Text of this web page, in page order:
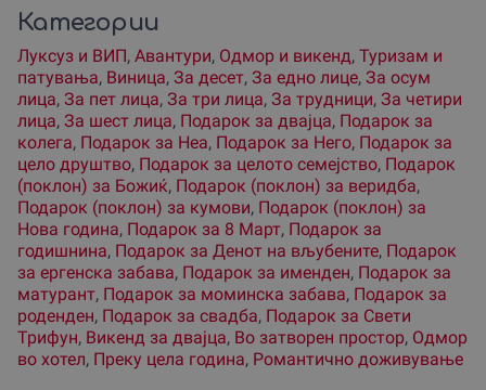
Категории
Луксуз и ВИП, Авантури, Одмор и викенд, Туризам и
патувања, Виница, За десет, За едно лице, За осум
лица, За пет лица, За три лица, За трудници, За четири
лица, За шест лица, Подарок за двајца, Подарок за
колега, Подарок за Неа, Подарок за Него, Подарок за
цело друштво, Подарок за целото семејство, Подарок
(поклон) за Божиќ, Подарок (поклон) за веридба,
Подарок (поклон) за кумови, Подарок (поклон) за
Нова година, Подарок за 8 Март, Подарок за
годишнина, Подарок за Денот на вљубените, Подарок
за ергенска забава, Подарок за именден, Подарок за
матурант, Подарок за моминска забава, Подарок за
роденден, Подарок за свадба, Подарок за Свети
Трифун, Викенд за двајца, Во затворен простор, Одмор
во хотел, Преку цела година, Романтично доживување